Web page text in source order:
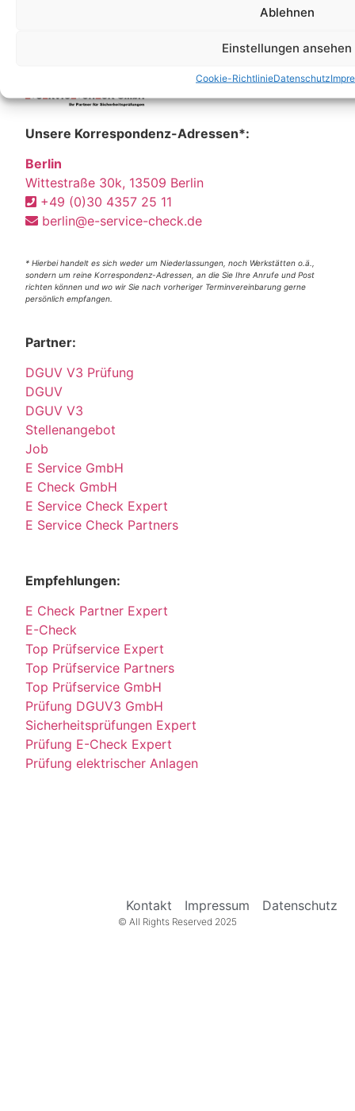
Ablehnen
Einstellungen ansehen
Cookie-RichtlinieDatenschutz
Unsere Korrespondenz-Adressen*:
Berlin
Wittestraße 30k, 13509 Berlin
+49 (0)30 4357 25 11
berlin@e-service-check.de
* Hierbei handelt es sich weder um Niederlassungen, noch Werkstätten o.ä.,
sondern um reine Korrespondenz-Adressen, an die Sie Ihre Anrufe und Post
richten können und wo wir Sie nach vorheriger Terminvereinbarung gerne
persönlich empfangen.
Partner:
DGUV V3 Prüfung
DGUV
DGUV V3
Stellenangebot
Job
E Service GmbH
E Check GmbH
E Service Check Expert
E Service Check Partners
Empfehlungen:
E Check Partner Expert
E-Check
Top Prüfservice Expert
Top Prüfservice Partners
Top Prüfservice GmbH
Prüfung DGUV3 GmbH
Sicherheitsprüfungen Expert
Prüfung E-Check Expert
Prüfung elektrischer Anlagen
Kontakt Impressum Datenschutz
© All Rights Reserved 2025